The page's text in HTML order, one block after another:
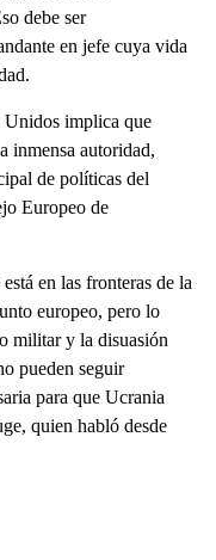
debe ser
en jefe cuya vida
Unidos implica que
inmensa autoridad,
de políticas del
Europeo de
en las fronteras de la
europeo, pero lo
militar y la disuasión
pueden seguir
para que Ucrania
quien habló desde